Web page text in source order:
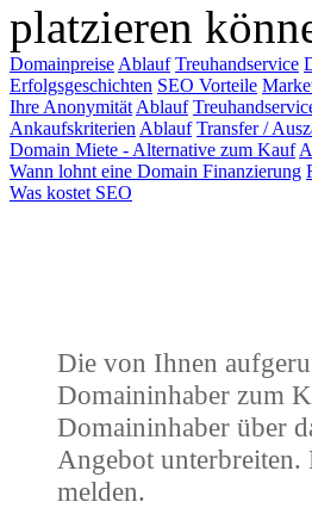
platzieren
Domainpreise Ablauf Treuhandservice
Erfolgsgeschichten SEO Vorteile
Ihre Anonymität Ablauf
Ankaufskriterien Ablauf Transfer /
Domain Miete - Alternative zum Kauf
Wann lohnt eine Domain Finanzierung
Was kostet SEO
Die von Ihnen
Domaininhaber zum
Domaininhaber über
Angebot
melden.